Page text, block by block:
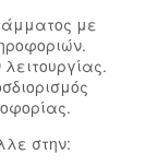
με
στην: